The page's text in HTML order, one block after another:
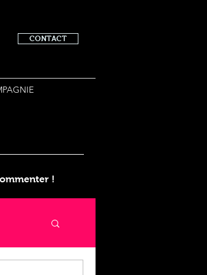
CONTACT
!